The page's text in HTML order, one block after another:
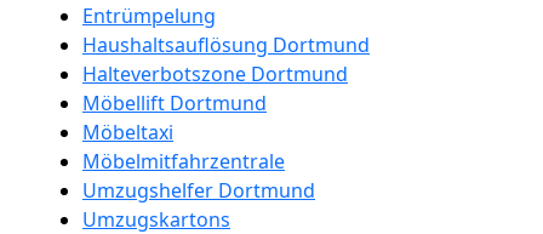
Entrümpelung
Haushaltsauflösung Dortmund
Halteverbotszone Dortmund
Möbellift Dortmund
Möbeltaxi
Möbelmitfahrzentrale
Umzugshelfer Dortmund
Umzugskartons